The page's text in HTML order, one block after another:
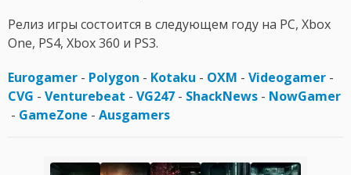
Релиз игры состоится в следующем году на PC, Xbox
One, PS4, Xbox 360 и PS3.
Eurogamer - Polygon - Kotaku - OXM - Videogamer -
CVG - Venturebeat - VG247 - ShackNews - NowGamer
- GameZone - Ausgamers